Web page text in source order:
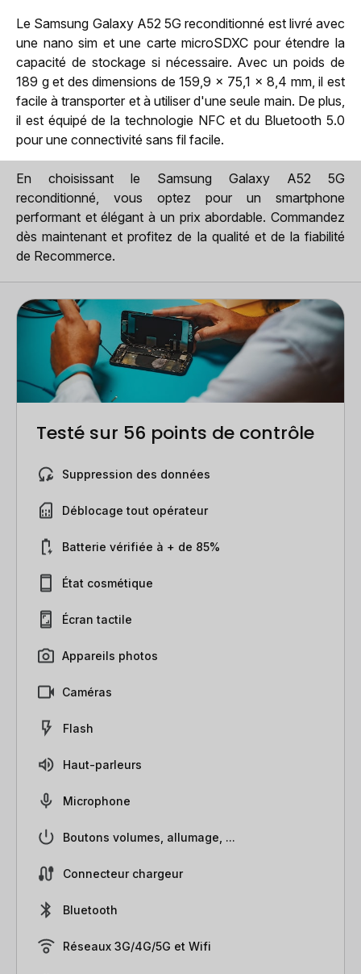
Le Samsung Galaxy A52 5G reconditionné est livré avec
une nano sim et une carte microSDXC pour étendre la
capacité de stockage si nécessaire. Avec un poids de
189 g et des dimensions de 159,9 x 75,1 x 8,4 mm, il est
facile à transporter et à utiliser d'une seule main. De plus,
il est équipé de la technologie NFC et du Bluetooth 5.0
pour une connectivité sans fil facile.
En choisissant le Samsung Galaxy A52 5G
reconditionné, vous optez pour un smartphone
performant et élégant à un prix abordable. Commandez
dès maintenant et profitez de la qualité et de la fiabilité
de Recommerce.
Testé sur 56 points de contrôle
Suppression des données
Déblocage tout opérateur
Batterie vérifiée à + de 85%
État cosmétique
Écran tactile
Appareils photos
Caméras
Flash
Haut-parleurs
Microphone
Boutons volumes, allumage, ...
Connecteur chargeur
Bluetooth
Réseaux 3G/4G/5G et Wifi